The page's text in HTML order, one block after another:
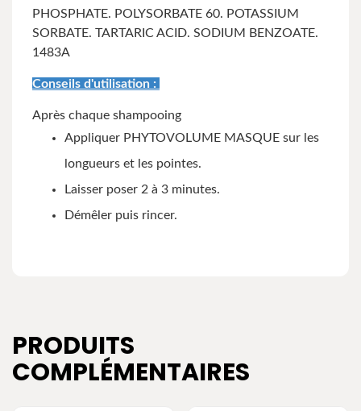
PHOSPHATE. POLYSORBATE 60. POTASSIUM
SORBATE. TARTARIC ACID. SODIUM BENZOATE.
1483A
Conseils d'utilisation :
Après chaque shampooing
Appliquer PHYTOVOLUME MASQUE sur les
longueurs et les pointes.
Laisser poser 2 à 3 minutes.
Démêler puis rincer.
PRODUITS
COMPLÉMENTAIRES